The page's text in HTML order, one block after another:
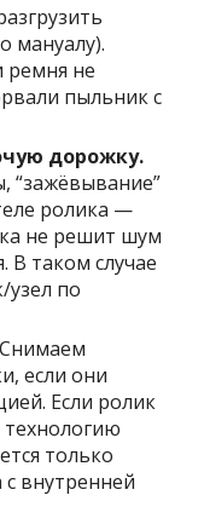
мануалу).
ремня не
пыльник с
дорожку.
“зажёвывание”
ролика —
не решит шум
В таком случае
узел по
Снимаем
если они
Если ролик
только
внутренней